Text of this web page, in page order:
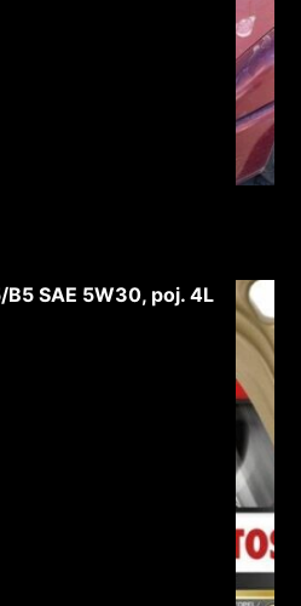
B5 SAE 5W30, poj. 4L